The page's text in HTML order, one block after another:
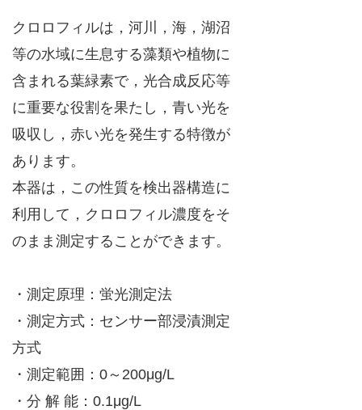
クロロフィルは，河川，海，湖沼
等の水域に生息する藻類や植物に
含まれる葉緑素で，光合成反応等
に重要な役割を果たし，青い光を
吸収し，赤い光を発生する特徴が
あります。
本器は，この性質を検出器構造に
利用して，クロロフィル濃度をそ
のまま測定することができます。
・測定原理：蛍光測定法
・測定方式：センサー部浸漬測定
方式
・測定範囲：0～200μg/L
・分 解 能：0.1μg/L